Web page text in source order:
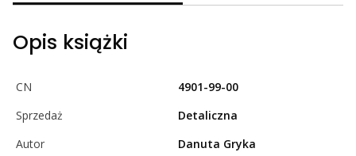
Opis książki
CN
4901-99-00
Sprzedaż
Detaliczna
Autor
Danuta Gryka